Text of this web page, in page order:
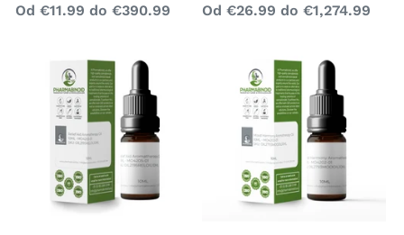
Bežná
Od €11.99 do €390.99
Bežná
Od €26.99 do €1,274.99